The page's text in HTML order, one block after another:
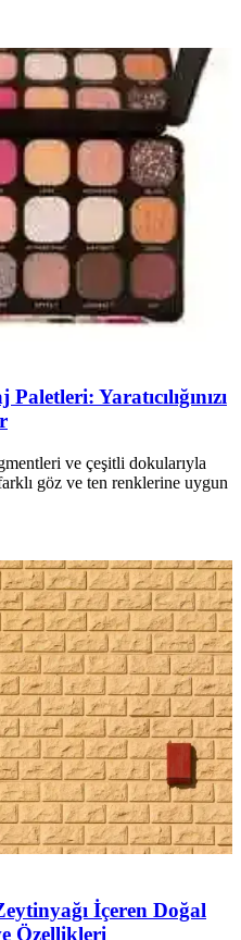
Yaratıcılığınızı
ve çeşitli dokularıyla
farklı göz ve ten renklerine uygun
İçeren Doğal
Özellikleri